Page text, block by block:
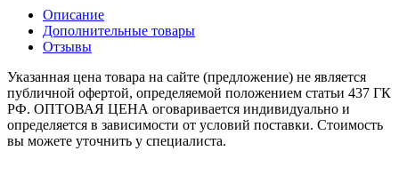
Описание
Дополнительные товары
Отзывы
Указанная цена товара на сайте (предложение) не является
публичной офертой, определяемой положением статьи 437 ГК
РФ. ОПТОВАЯ ЦЕНА оговаривается индивидуально и
определяется в зависимости от условий поставки. Стоимость
вы можете уточнить у специалиста.